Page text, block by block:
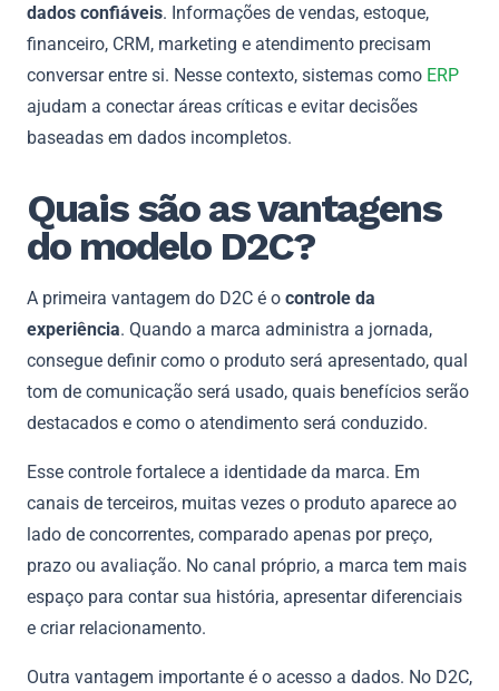
dados confiáveis. Informações de vendas, estoque,
financeiro, CRM, marketing e atendimento precisam
conversar entre si. Nesse contexto, sistemas como ERP
ajudam a conectar áreas críticas e evitar decisões
baseadas em dados incompletos.
Quais são as vantagens
do modelo D2C?
A primeira vantagem do D2C é o controle da
experiência. Quando a marca administra a jornada,
consegue definir como o produto será apresentado, qual
tom de comunicação será usado, quais benefícios serão
destacados e como o atendimento será conduzido.
Esse controle fortalece a identidade da marca. Em
canais de terceiros, muitas vezes o produto aparece ao
lado de concorrentes, comparado apenas por preço,
prazo ou avaliação. No canal próprio, a marca tem mais
espaço para contar sua história, apresentar diferenciais
e criar relacionamento.
Outra vantagem importante é o acesso a dados. No D2C,